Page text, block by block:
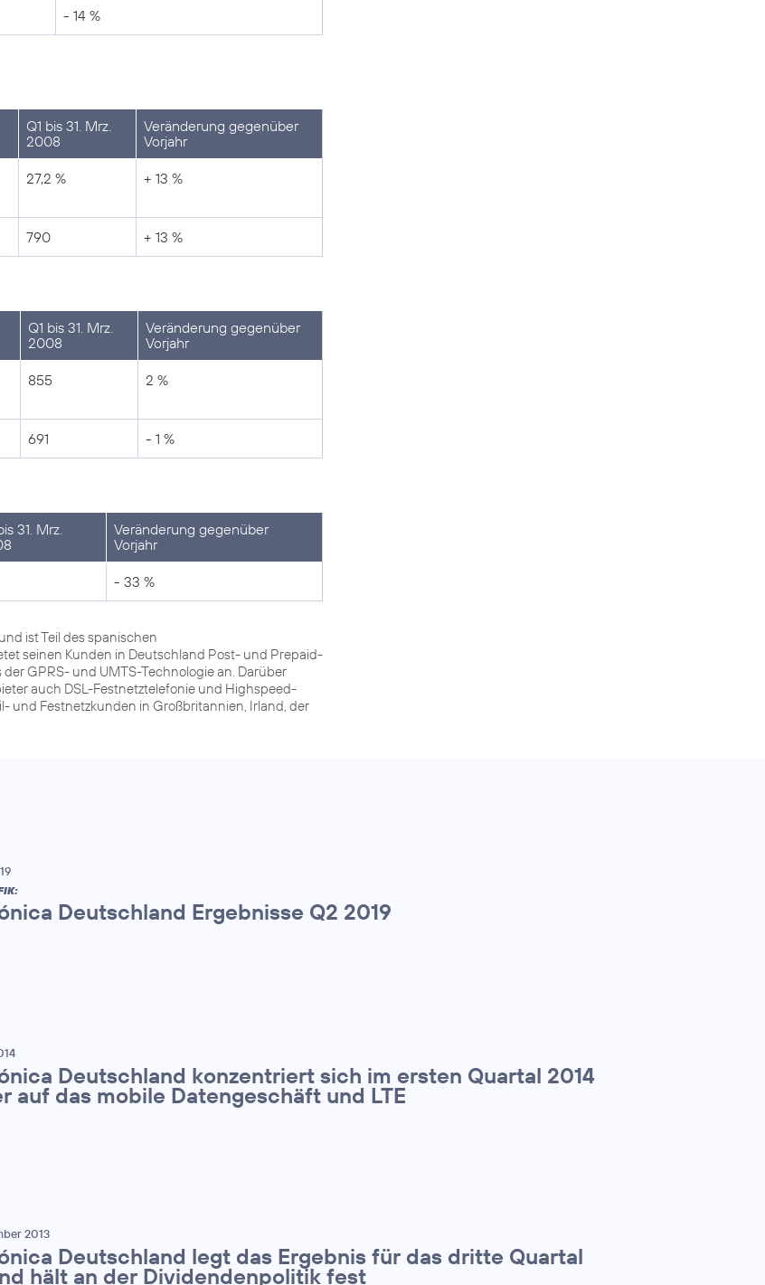
- 14 %
Q1 bis 31. Mrz.
2008
Veränderung gegenüber
Vorjahr
27,2 % + 13 %
790 + 13 %
Q1 bis 31. Mrz.
2008
Veränderung gegenüber
Vorjahr
855 2 %
691 - 1 %
31. Mrz.
Veränderung gegenüber
Vorjahr
- 33 %
ist Teil des spanischen
seinen Kunden in Deutschland Post- und Prepaid-
GPRS- und UMTS-Technologie an. Darüber
auch DSL-Festnetztelefonie und Highspeed-
und Festnetzkunden in Großbritannien, Irland, der
Deutschland Ergebnisse Q2 2019
Deutschland konzentriert sich im ersten Quartal 2014
auf das mobile Datengeschäft und LTE
2013
Deutschland legt das Ergebnis für das dritte Quartal
hält an der Dividendenpolitik fest